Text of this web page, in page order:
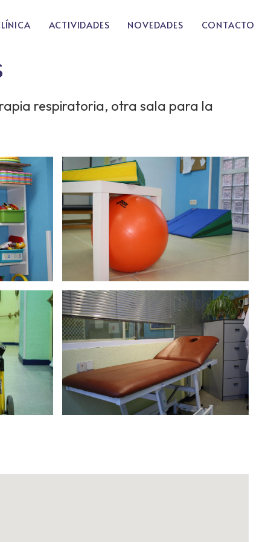
ACTIVIDADES NOVEDADES CONTACTO
respiratoria, otra sala para la